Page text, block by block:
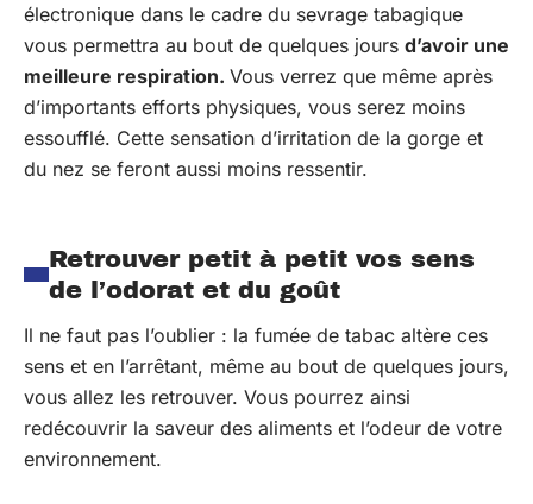
électronique dans le cadre du sevrage tabagique
vous permettra au bout de quelques jours d’avoir une
meilleure respiration. Vous verrez que même après
d’importants efforts physiques, vous serez moins
essoufflé. Cette sensation d’irritation de la gorge et
du nez se feront aussi moins ressentir.
Retrouver petit à petit vos sens
de l’odorat et du goût
Il ne faut pas l’oublier : la fumée de tabac altère ces
sens et en l’arrêtant, même au bout de quelques jours,
vous allez les retrouver. Vous pourrez ainsi
redécouvrir la saveur des aliments et l’odeur de votre
environnement.